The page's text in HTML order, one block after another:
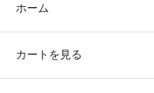
ホーム
カートを見る